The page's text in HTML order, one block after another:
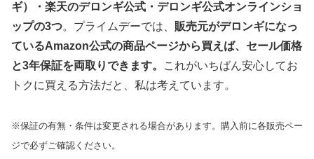
ギ）・楽天のデロンギ公式・デロンギ公式オンラインショ
ップの3つ。プライムデーでは、 販売元がデロンギになっ
ているAmazon公式の商品ページから買えば、セール価格
と3年保証を両取りできます。
これがいちばん安心してお
トクに買える方法だと、私は考えています。
※保証の有無・条件は変更される場合があります。購入前に各販売ペー
ジで必ずご確認ください。